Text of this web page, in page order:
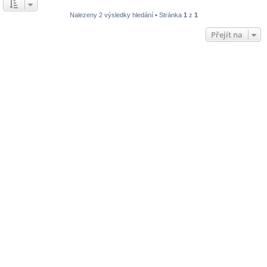
Nalezeny 2 výsledky hledání • Stránka 1 z 1
Přejít na